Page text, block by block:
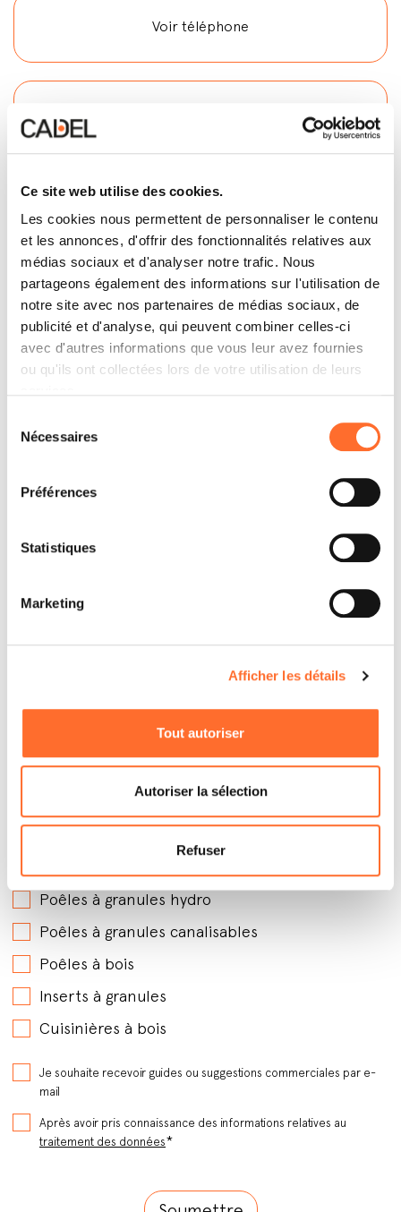
Ce site web utilise des cookies.
Les cookies nous permettent de personnaliser le contenu
et les annonces, d'offrir des fonctionnalités relatives aux
médias sociaux et d'analyser notre trafic. Nous
partageons également des informations sur l'utilisation de
notre site avec nos partenaires de médias sociaux, de
publicité et d'analyse, qui peuvent combiner celles-ci
avec d'autres informations que vous leur avez fournies
ou qu'ils ont collectées lors de votre utilisation de leurs
Nécessaires
Préférences
Statistiques
Marketing
Afficher les détails
Tout autoriser
Autoriser la sélection
Refuser
Voir téléphone
Contactez
Poêles à granules hydro
Poêles à granules canalisables
Poêles à bois
Inserts à granules
Cuisinières à bois
Je souhaite recevoir guides ou suggestions commerciales par e-
mail
Après avoir pris connaissance des informations relatives au
traitement des données*